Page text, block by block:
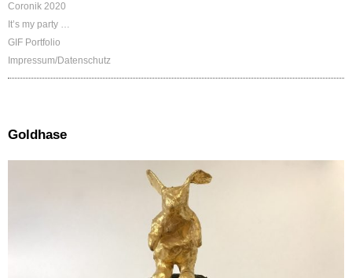
Coronik 2020
It’s my party …
GIF Portfolio
Impressum/Datenschutz
Goldhase